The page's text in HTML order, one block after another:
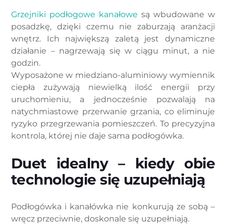
Grzejniki podłogowe kanałowe są wbudowane w
posadzkę, dzięki czemu nie zaburzają aranżacji
wnętrz. Ich największą zaletą jest dynamiczne
działanie – nagrzewają się w ciągu minut, a nie
godzin.
Wyposażone w miedziano-aluminiowy wymiennik
ciepła zużywają niewielką ilość energii przy
uruchomieniu, a jednocześnie pozwalają na
natychmiastowe przerwanie grzania, co eliminuje
ryzyko przegrzewania pomieszczeń. To precyzyjna
kontrola, której nie daje sama podłogówka.
Duet idealny – kiedy obie
technologie się uzupełniają
Podłogówka i kanałówka nie konkurują ze sobą –
wręcz przeciwnie, doskonale się uzupełniają.